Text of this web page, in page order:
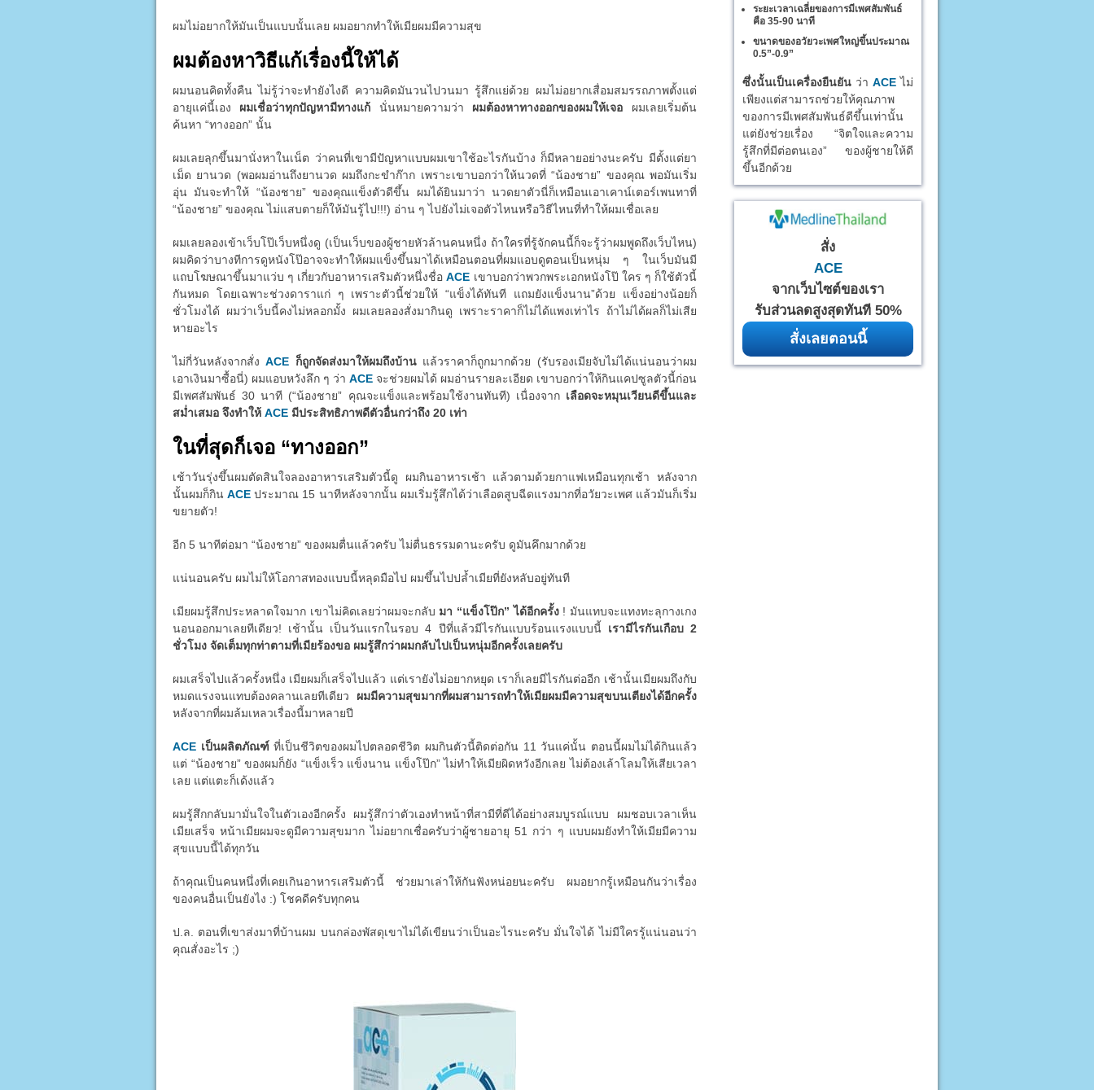
ผมไม่อยากให้มันเป็นแบบนั้นเลย ผมอยากทำให้เมียผมมีความสุข
ผมต้องหาวิธีแก้เรื่องนี้ให้ได้
ผมนอนคิดทั้งคืน ไม่รู้ว่าจะทำยังไงดี ความคิดมันวนไปวนมา รู้สึกแย่ด้วย ผมไม่อยากเสื่อมสมรรถภาพตั้งแต่
อายุแค่นี้เอง ผมเชื่อว่าทุกปัญหามีทางแก้ นั่นหมายความว่า ผมต้องหาทางออกของผมให้เจอ ผมเลยเริ่มต้น
ค้นหา “ทางออก” นั้น
ผมเลยลุกขึ้นมานั่งหาในเน็ต ว่าคนที่เขามีปัญหาแบบผมเขาใช้อะไรกันบ้าง ก็มีหลายอย่างนะครับ มีตั้งแต่ยา
เม็ด ยานวด (พอผมอ่านถึงยานวด ผมถึงกะขำก๊าก เพราะเขาบอกว่าให้นวดที่ “น้องชาย” ของคุณ พอมันเริ่ม
อุ่น มันจะทำให้ “น้องชาย” ของคุณแข็งตัวดีขึ้น ผมได้ยินมาว่า นวดยาตัวนี่ก็เหมือนเอาเคาน์เตอร์เพนทาที่
“น้องชาย” ของคุณ ไม่แสบตายก็ให้มันรู้ไป!!!) อ่าน ๆ ไปยังไม่เจอตัวไหนหรือวิธีไหนที่ทำให้ผมเชื่อเลย
ผมเลยลองเข้าเว็บโป๊เว็บหนึ่งดู (เป็นเว็บของผู้ชายหัวล้านคนหนึ่ง ถ้าใครที่รู้จักคนนี้ก็จะรู้ว่าผมพูดถึงเว็บไหน)
ผมคิดว่าบางทีการดูหนังโป๊อาจจะทำให้ผมแข็งขึ้นมาได้เหมือนตอนที่ผมแอบดูตอนเป็นหนุ่ม ๆ ในเว็บมันมี
แถบโฆษณาขึ้นมาแว่บ ๆ เกี่ยวกับอาหารเสริมตัวหนึ่งชื่อACE เขาบอกว่าพวกพระเอกหนังโป๊ ใคร ๆ ก็ใช้ตัวนี้
กันหมด โดยเฉพาะช่วงดาราแก่ ๆ เพราะตัวนี้ช่วยให้ “แข็งได้ทันที แถมยังแข็งนาน”ด้วย แข็งอย่างน้อยก็
ชั่วโมงได้ ผมว่าเว็บนี้คงไม่หลอกมั้ง ผมเลยลองสั่งมากินดู เพราะราคาก็ไม่ได้แพงเท่าไร ถ้าไม่ได้ผลก็ไม่เสีย
หายอะไร
ไม่กี่วันหลังจากสั่งACE ก็ถูกจัดส่งมาให้ผมถึงบ้าน แล้วราคาก็ถูกมากด้วย (รับรองเมียจับไม่ได้แน่นอนว่าผม
เอาเงินมาซื้อนี่) ผมแอบหวังลึก ๆ ว่า ACEจะช่วยผมได้ ผมอ่านรายละเอียด เขาบอกว่าให้กินแคปซูลตัวนี้ก่อน
มีเพศสัมพันธ์ 30 นาที (“น้องชาย” คุณจะแข็งและพร้อมใช้งานทันที) เนื่องจาก เลือดจะหมุนเวียนดีขึ้นและ
สม่ำเสมอ จึงทำให้ ACEมีประสิทธิภาพดีตัวอื่นกว่าถึง 20 เท่า
ในที่สุดก็เจอ “ทางออก”
เช้าวันรุ่งขึ้นผมตัดสินใจลองอาหารเสริมตัวนี้ดู ผมกินอาหารเช้า แล้วตามด้วยกาแฟเหมือนทุกเช้า หลังจาก
นั้นผมก็กินACE ประมาณ 15 นาทีหลังจากนั้น ผมเริ่มรู้สึกได้ว่าเลือดสูบฉีดแรงมากที่อวัยวะเพศ แล้วมันก็เริ่ม
ขยายตัว!
อีก 5 นาทีต่อมา “น้องชาย” ของผมตื่นแล้วครับ ไม่ตื่นธรรมดานะครับ ดูมันคึกมากด้วย
แน่นอนครับ ผมไม่ให้โอกาสทองแบบนี้หลุดมือไป ผมขึ้นไปปล้ำเมียที่ยังหลับอยู่ทันที
เมียผมรู้สึกประหลาดใจมาก เขาไม่คิดเลยว่าผมจะกลับ มา “แข็งโป๊ก” ได้อีกครั้ง ! มันแทบจะแทงทะลุกางเกง
นอนออกมาเลยทีเดียว! เช้านั้น เป็นวันแรกในรอบ 4 ปีที่แล้วมีไรกันแบบร้อนแรงแบบนี้ เรามีไรกันเกือบ 2
ชั่วโมง จัดเต็มทุกท่าตามที่เมียร้องขอ ผมรู้สึกว่าผมกลับไปเป็นหนุ่มอีกครั้งเลยครับ
ผมเสร็จไปแล้วครั้งหนึ่ง เมียผมก็เสร็จไปแล้ว แต่เรายังไม่อยากหยุด เราก็เลยมีไรกันต่ออีก เช้านั้นเมียผมถึงกับ
หมดแรงจนแทบต้องคลานเลยทีเดียว ผมมีความสุขมากที่ผมสามารถทำให้เมียผมมีความสุขบนเตียงได้อีกครั้ง
หลังจากที่ผมล้มเหลวเรื่องนี้มาหลายปี
ACEเป็นผลิตภัณฑ์ที่เป็นชีวิตของผมไปตลอดชีวิต ผมกินตัวนี้ติดต่อกัน 11 วันแค่นั้น ตอนนี้ผมไม่ได้กินแล้ว
แต่ “น้องชาย” ของผมก็ยัง “แข็งเร็ว แข็งนาน แข็งโป๊ก” ไม่ทำให้เมียผิดหวังอีกเลย ไม่ต้องเล้าโลมให้เสียเวลา
เลย แต่แตะก็เด้งแล้ว
ผมรู้สึกกลับมามั่นใจในตัวเองอีกครั้ง ผมรู้สึกว่าตัวเองทำหน้าที่สามีที่ดีได้อย่างสมบูรณ์แบบ ผมชอบเวลาเห็น
เมียเสร็จ หน้าเมียผมจะดูมีความสุขมาก ไม่อยากเชื่อครับว่าผู้ชายอายุ 51 กว่า ๆ แบบผมยังทำให้เมียมีความ
สุขแบบนี้ได้ทุกวัน
ถ้าคุณเป็นคนหนึ่งที่เคยเกินอาหารเสริมตัวนี้ ช่วยมาเล่าให้กันฟังหน่อยนะครับ ผมอยากรู้เหมือนกันว่าเรื่อง
ของคนอื่นเป็นยังไง :) โชคดีครับทุกคน
ป.ล. ตอนที่เขาส่งมาที่บ้านผม บนกล่องพัสดุเขาไม่ได้เขียนว่าเป็นอะไรนะครับ มั่นใจได้ ไม่มีใครรู้แน่นอนว่า
คุณสั่งอะไร ;)
ระยะเวลาเฉลี่ยของการมีเพศสัมพันธ์
คือ 35-90 นาที
ขนาดของอวัยวะเพศใหญ่ขึ้นประมาณ
0.5”-0.9”
ซึ่งนั้นเป็นเครื่องยืนยัน ว่า ACE ไม่
เพียงแต่สามารถช่วยให้คุณภาพ
ของการมีเพศสัมพันธ์ดีขึ้นเท่านั้น
แต่ยังช่วยเรื่อง “จิตใจและความ
รู้สึกที่มีต่อตนเอง” ของผู้ชายให้ดี
ขึ้นอีกด้วย
สั่ง
ACE
จากเว็บไซต์ของเรา
รับส่วนลดสูงสุดทันที 50%
สั่งเลยตอนนี้